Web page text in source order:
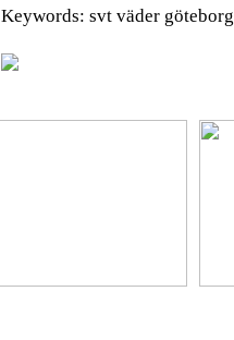
Keywords: svt väder